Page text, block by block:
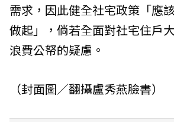
需求，因此健全社宅政策「應
做起」，倘若全面對社宅住戶
浪費公帑的疑慮。
（封面圖／翻攝盧秀燕臉書）